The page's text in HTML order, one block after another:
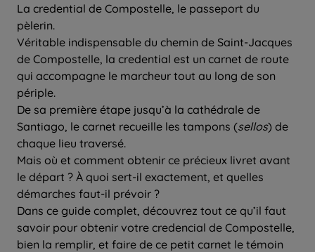
La credential de Compostelle, le passeport du
pèlerin.
Véritable indispensable du chemin de Saint-Jacques
de Compostelle, la credential est un carnet de route
qui accompagne le marcheur tout au long de son
périple.
De sa première étape jusqu’à la cathédrale de
Santiago, le carnet recueille les tampons (sellos) de
chaque lieu traversé.
Mais où et comment obtenir ce précieux livret avant
le départ ? À quoi sert-il exactement, et quelles
démarches faut-il prévoir ?
Dans ce guide complet, découvrez tout ce qu’il faut
savoir pour obtenir votre credencial de Compostelle,
bien la remplir, et faire de ce petit carnet le témoin